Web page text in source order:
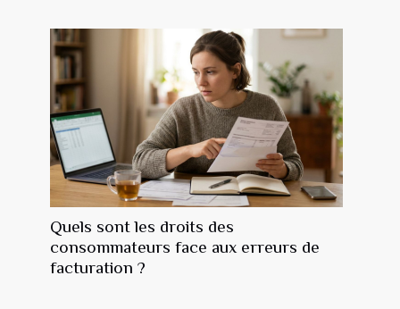
Quels sont les droits des
consommateurs face aux erreurs de
facturation ?